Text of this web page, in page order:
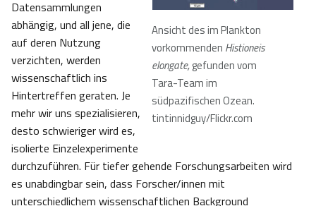
Ansicht des im Plankton
vorkommenden Histioneis
elongate,gefunden vom
Tara-Team im
südpazifischen Ozean.
tintinnidguy/Flickr.com
Datensammlungen
abhängig, und all jene, die
auf deren Nutzung
verzichten, werden
wissenschaftlich ins
Hintertreffen geraten. Je
mehr wir uns spezialisieren,
desto schwieriger wird es,
isolierte Einzelexperimente
durchzuführen. Für tiefer gehende Forschungsarbeiten wird
es unabdingbar sein, dass Forscher/innen mit
unterschiedlichem wissenschaftlichen Background